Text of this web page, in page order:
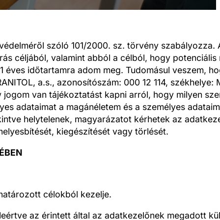
szóló 101/2000. sz. törvény szabályozza.
céljából, valamint abból a célból, hogy potenciális
időtartamra adom meg. Tudomásul veszem,
a.s., azonosítószám: 000 12 114, székhelye:
van tájékoztatást kapni arról, hogy milyen
adataimat a magánéletem és a személyes
helytelenek, magyarázatot kérhetek az
kiegészítését vagy törlését.
célokból kezelje.
az érintett által az adatkezelőnek megadott